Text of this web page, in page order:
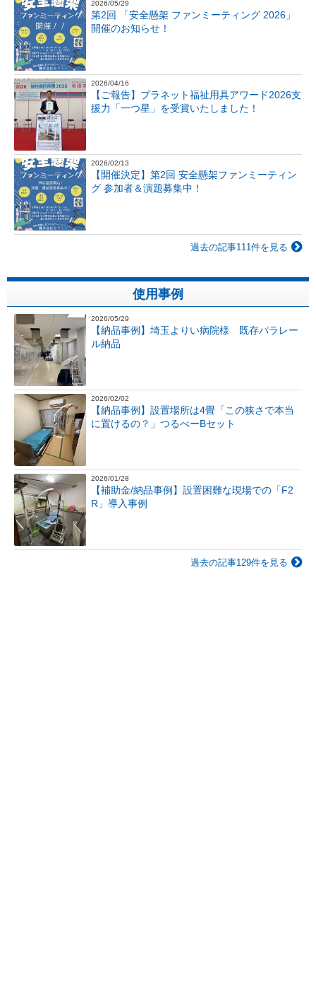
2026/05/29
第2回 「安全懸架 ファンミーティング 2026」
開催のお知らせ！
2026/04/16
【ご報告】プラネット福祉用具アワード2026支
援力「一つ星」を受賞いたしました！
2026/02/13
【開催決定】第2回 安全懸架ファンミーティン
グ 参加者＆演題募集中！
過去の記事111件を見る
使用事例
2026/05/29
【納品事例】埼玉よりい病院様 既存パラレー
ル納品
2026/02/02
【納品事例】設置場所は4畳「この狭さで本当
に置けるの？」つるべーBセット
2026/01/28
【補助金/納品事例】設置困難な現場での「F2
R」導入事例
過去の記事129件を見る